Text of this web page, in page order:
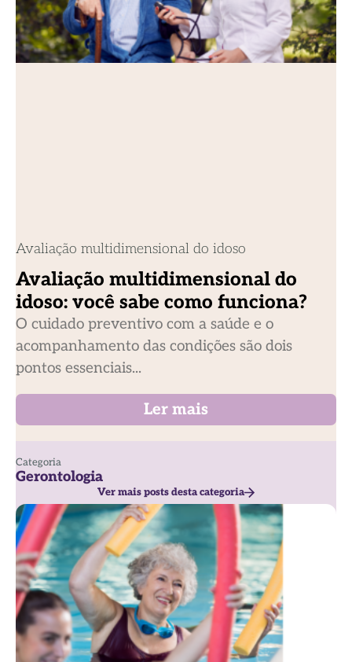
Avaliação multidimensional do idoso
Avaliação multidimensional do
idoso: você sabe como funciona?
O cuidado preventivo com a saúde e o
acompanhamento das condições são dois
pontos essenciais...
Ler mais
Categoria
Gerontologia
Ver mais posts desta categoria